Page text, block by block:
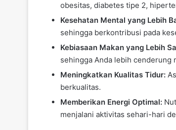
obesitas, diabetes tipe 2,
Kesehatan Mental yang Lebih
sehingga berkontribusi pada
Kebiasaan Makan yang Lebih
sehingga Anda lebih cenderung
Meningkatkan Kualitas Tidur:
berkualitas.
Memberikan Energi Optimal:
menjalani aktivitas sehari-hari